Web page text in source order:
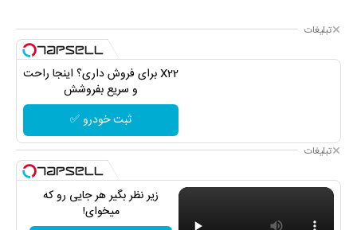
تبلیغات
X22 برای فروش داری؟ اینجا راحت
و سریع بفروشش
ثبت خودرو ✅
تبلیغات
زیر نظر بگیر هر جایی رو که
میخوای!